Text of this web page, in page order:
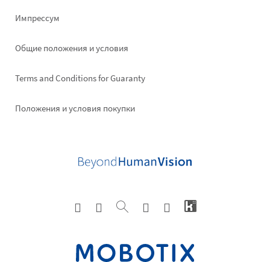
Импрессум
Общие положения и условия
Terms and Conditions for Guaranty
Положения и условия покупки